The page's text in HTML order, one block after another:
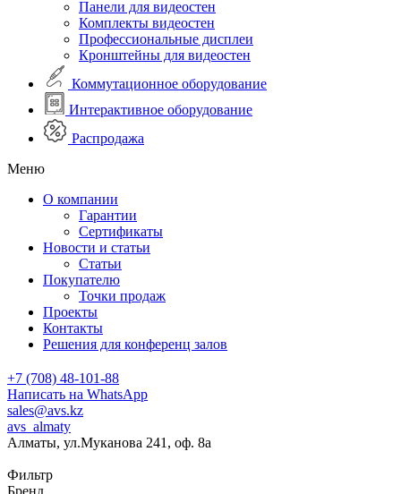
Панели для видеостен
Комплекты видеостен
Профессиональные дисплеи
Кронштейны для видеостен
Коммутационное оборудование
Интерактивное оборудование
Распродажа
Меню
О компании
Гарантии
Сертификаты
Новости и статьи
Статьи
Покупателю
Точки продаж
Проекты
Контакты
Решения для конференц залов
+7 (708) 48-101-88
Написать на WhatsApp
sales@avs.kz
avs_almaty
Алматы, ул.Муканова 241, оф. 8а
Фильтр
Бренд